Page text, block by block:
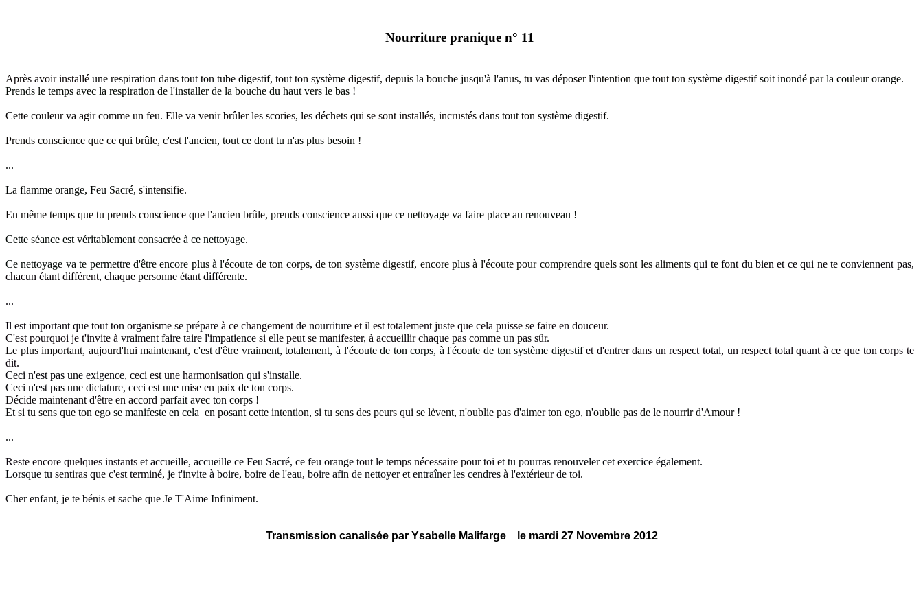
Nourriture pranique n° 11
Après avoir installé une respiration dans tout ton tube digestif, tout ton système digestif, depuis la bouche jusqu'à l'anus, tu vas déposer l'intention que tout ton système digestifsoit inondé par la couleur orange.
Prends le temps avec la respiration de l'installer de la bouche du haut vers le bas !
Cette couleur va agir comme un feu. Elle va venir brûler les scories, les déchets qui se sont installés, incrustés dans tout ton système digestif.
Prends conscience que ce qui brûle, c'est l'ancien, tout ce dont tu n'as plus besoin !
...
La flamme orange, Feu Sacré, s'intensifie.
En même temps que tu prends conscience que l'ancien brûle, prends conscience aussi que ce nettoyage va faire place au renouveau !
Cette séance est véritablement consacrée à ce nettoyage.
Ce nettoyage va te permettre d'être encore plus à l'écoute de ton corps, de ton système digestif, encore plus à l'écoute pour comprendre quels sont les alimentsqui te font du bien et ce qui ne te conviennent pas,
chacun étant différent, chaque personne étant différente.
...
Il est important que tout ton organisme se prépare à ce changement de nourriture et il est totalement juste que cela puisse se faire en douceur.
C'est pourquoi je t'invite à vraiment faire taire l'impatience si elle peut se manifester, à accueillir chaque pas comme un pas sûr.
Le plus important, aujourd'hui maintenant, c'est d'être vraiment, totalement, à l'écoutede ton corps, à l'écoute de ton système digestifet d'entrer dans un respect total, un respect total quant à ce que ton corps te
dit.
Ceci n'est pas une exigence, ceci est une harmonisation qui s'installe.
Ceci n'est pas une dictature, ceci est une mise en paix de ton corps.
Décide maintenant d'être en accord parfait avec ton corps !
Et si tu sens que ton ego se manifeste en cela en posant cette intention, si tu sens des peurs qui se lèvent, n'oublie pas d'aimer ton ego, n'oublie pas de le nourrir d'Amour!
...
Reste encore quelques instants et accueille, accueille ce Feu Sacré, ce feu orange tout le temps nécessaire pour toi et tu pourras renouveler cet exercice également.
Lorsque tu sentiras que c'est terminé, je t'invite à boire, boire de l'eau, boire afin de nettoyer et entraîner les cendres à l'extérieur de toi.
Cher enfant, je te bénis et sache que Je T'Aime Infiniment.
Transmission canalisée par Ysabelle Malifarge le mardi 27 Novembre 2012